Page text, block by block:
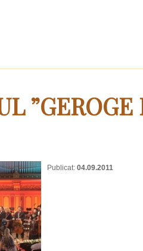
Publicat: 04.09.2011